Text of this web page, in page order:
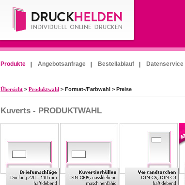
Produkte Angebotsanfrage Bestellablauf Datenservice
Übersicht > Produktwahl > Format-/Farbwahl > Preise
Kuverts - PRODUKTWAHL